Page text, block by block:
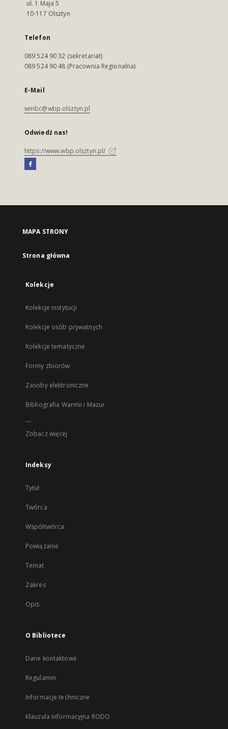
ul. 1 Maja 5
10-117 Olsztyn
Telefon
089 524 90 32 (sekretariat)
089 524 90 48 (Pracownia Regionalna)
E-Mail
wmbc@wbp.olsztyn.pl
Odwiedź nas!
https://www.wbp.olsztyn.pl/
MAPA STRONY
Strona główna
Kolekcje
Kolekcje instytucji
Kolekcje osób prywatnych
Kolekcje tematyczne
Formy zbiorów
Zasoby elektroniczne
Bibliografia Warmii i Mazur
...
Zobacz więcej
Indeksy
Tytuł
Twórca
Współtwórca
Powiązanie
Temat
Zakres
Opis
O Bibliotece
Dane kontaktowe
Regulamin
Informacje techniczne
Klauzula informacyjna RODO